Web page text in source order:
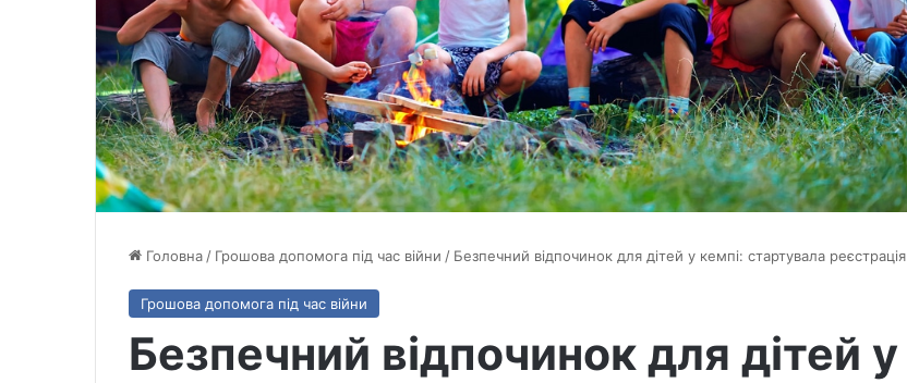
Головна/ Грошова допомога під час війни / Безпечний відпочинок для дітей у кемпі: стартувала реєстрація
Грошова допомога під час війни
Безпечний відпочинок для дітей у